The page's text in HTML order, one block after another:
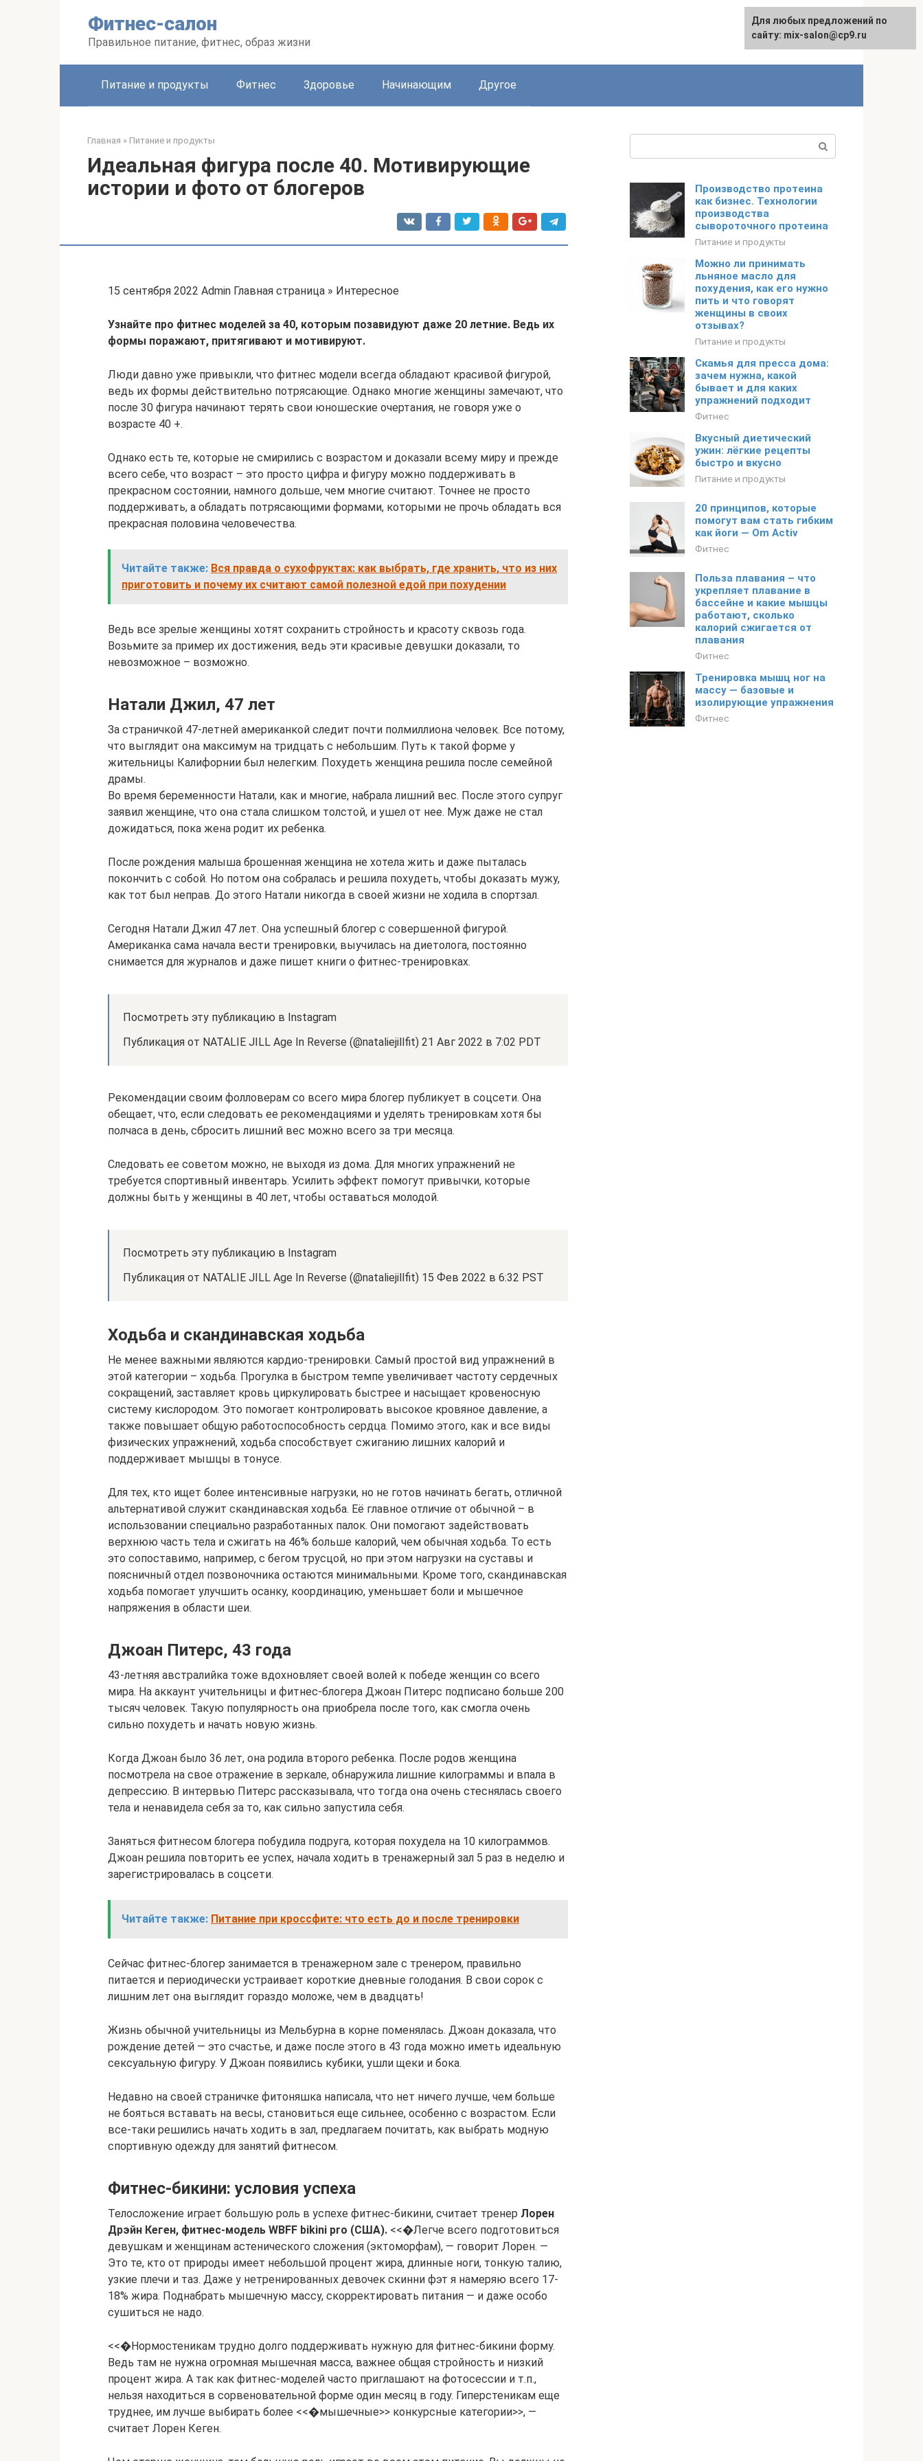
Фитнес-салон
Правильное питание, фитнес, образ жизни
Питание и продукты Фитнес Здоровье Начинающим Другое
Главная » Питание и продукты
Идеальная фигура после 40. Мотивирующие
истории и фото от блогеров
15 сентября 2022 Admin Главная страница » Интересное
Узнайте про фитнес моделей за 40, которым позавидуют даже 20 летние. Ведь их
формы поражают, притягивают и мотивируют.
Люди давно уже привыкли, что фитнес модели всегда обладают красивой фигурой,
ведь их формы действительно потрясающие. Однако многие женщины замечают, что
после 30 фигура начинают терять свои юношеские очертания, не говоря уже о
возрасте 40 +.
Однако есть те, которые не смирились с возрастом и доказали всему миру и прежде
всего себе, что возраст – это просто цифра и фигуру можно поддерживать в
прекрасном состоянии, намного дольше, чем многие считают. Точнее не просто
поддерживать, а обладать потрясающими формами, которыми не прочь обладать вся
прекрасная половина человечества.
Читайте также: Вся правда о сухофруктах: как выбрать, где хранить, что из них
приготовить и почему их считают самой полезной едой при похудении
Ведь все зрелые женщины хотят сохранить стройность и красоту сквозь года.
Возьмите за пример их достижения, ведь эти красивые девушки доказали, то
невозможное – возможно.
Натали Джил, 47 лет
За страничкой 47-летней американкой следит почти полмиллиона человек. Все потому,
что выглядит она максимум на тридцать с небольшим. Путь к такой форме у
жительницы Калифорнии был нелегким. Похудеть женщина решила после семейной
драмы.
Во время беременности Натали, как и многие, набрала лишний вес. После этого супруг
заявил женщине, что она стала слишком толстой, и ушел от нее. Муж даже не стал
дожидаться, пока жена родит их ребенка.
После рождения малыша брошенная женщина не хотела жить и даже пыталась
покончить с собой. Но потом она собралась и решила похудеть, чтобы доказать мужу,
как тот был неправ. До этого Натали никогда в своей жизни не ходила в спортзал.
Сегодня Натали Джил 47 лет. Она успешный блогер с совершенной фигурой.
Американка сама начала вести тренировки, выучилась на диетолога, постоянно
снимается для журналов и даже пишет книги о фитнес-тренировках.
Посмотреть эту публикацию в Instagram
Публикация от NATALIE JILL Age In Reverse (@nataliejillfit) 21 Авг 2022 в 7:02 PDT
Рекомендации своим фолловерам со всего мира блогер публикует в соцсети. Она
обещает, что, если следовать ее рекомендациями и уделять тренировкам хотя бы
полчаса в день, сбросить лишний вес можно всего за три месяца.
Следовать ее советом можно, не выходя из дома. Для многих упражнений не
требуется спортивный инвентарь. Усилить эффект помогут привычки, которые
должны быть у женщины в 40 лет, чтобы оставаться молодой.
Посмотреть эту публикацию в Instagram
Публикация от NATALIE JILL Age In Reverse (@nataliejillfit) 15 Фев 2022 в 6:32 PST
Ходьба и скандинавская ходьба
Не менее важными являются кардио-тренировки. Самый простой вид упражнений в
этой категории – ходьба. Прогулка в быстром темпе увеличивает частоту сердечных
сокращений, заставляет кровь циркулировать быстрее и насыщает кровеносную
систему кислородом. Это помогает контролировать высокое кровяное давление, а
также повышает общую работоспособность сердца. Помимо этого, как и все виды
физических упражнений, ходьба способствует сжиганию лишних калорий и
поддерживает мышцы в тонусе.
Для тех, кто ищет более интенсивные нагрузки, но не готов начинать бегать, отличной
альтернативой служит скандинавская ходьба. Её главное отличие от обычной – в
использовании специально разработанных палок. Они помогают задействовать
верхнюю часть тела и сжигать на 46% больше калорий, чем обычная ходьба. То есть
это сопоставимо, например, с бегом трусцой, но при этом нагрузки на суставы и
поясничный отдел позвоночника остаются минимальными. Кроме того, скандинавская
ходьба помогает улучшить осанку, координацию, уменьшает боли и мышечное
напряжения в области шеи.
Джоан Питерс, 43 года
43-летняя австралийка тоже вдохновляет своей волей к победе женщин со всего
мира. На аккаунт учительницы и фитнес-блогера Джоан Питерс подписано больше 200
тысяч человек. Такую популярность она приобрела после того, как смогла очень
сильно похудеть и начать новую жизнь.
Когда Джоан было 36 лет, она родила второго ребенка. После родов женщина
посмотрела на свое отражение в зеркале, обнаружила лишние килограммы и впала в
депрессию. В интервью Питерс рассказывала, что тогда она очень стеснялась своего
тела и ненавидела себя за то, как сильно запустила себя.
Заняться фитнесом блогера побудила подруга, которая похудела на 10 килограммов.
Джоан решила повторить ее успех, начала ходить в тренажерный зал 5 раз в неделю и
зарегистрировалась в соцсети.
Читайте также: Питание при кроссфите: что есть до и после тренировки
Сейчас фитнес-блогер занимается в тренажерном зале с тренером, правильно
питается и периодически устраивает короткие дневные голодания. В свои сорок с
лишним лет она выглядит гораздо моложе, чем в двадцать!
Жизнь обычной учительницы из Мельбурна в корне поменялась. Джоан доказала, что
рождение детей — это счастье, и даже после этого в 43 года можно иметь идеальную
сексуальную фигуру. У Джоан появились кубики, ушли щеки и бока.
Недавно на своей страничке фитоняшка написала, что нет ничего лучше, чем больше
не бояться вставать на весы, становиться еще сильнее, особенно с возрастом. Если
все-таки решились начать ходить в зал, предлагаем почитать, как выбрать модную
спортивную одежду для занятий фитнесом.
Фитнес-бикини: условия успеха
Телосложение играет большую роль в успехе фитнес-бикини, считает тренер Лорен
Дрэйн Кеген, фитнес-модель WBFF bikini pro (США). <<�Легче всего подготовиться
девушкам и женщинам астенического сложения (эктоморфам), — говорит Лорен. —
Это те, кто от природы имеет небольшой процент жира, длинные ноги, тонкую талию,
узкие плечи и таз. Даже у нетренированных девочек скинни фэт я намеряю всего 17-
18% жира. Поднабрать мышечную массу, скорректировать питания — и даже особо
сушиться не надо.
<<�Нормостеникам трудно долго поддерживать нужную для фитнес-бикини форму.
Ведь там не нужна огромная мышечная масса, важнее общая стройность и низкий
процент жира. А так как фитнес-моделей часто приглашают на фотосессии и т.п.,
нельзя находиться в сорвеновательной форме один месяц в году. Гиперстеникам еще
труднее, им лучше выбирать более <<�мышечные>> конкурсные категории>>, —
считает Лорен Кеген.
Производство протеина
как бизнес. Технологии
производства
сывороточного протеина
Питание и продукты
Можно ли принимать
льняное масло для
похудения, как его нужно
пить и что говорят
женщины в своих
отзывах?
Питание и продукты
Скамья для пресса дома:
зачем нужна, какой
бывает и для каких
упражнений подходит
Фитнес
Вкусный диетический
ужин: лёгкие рецепты
быстро и вкусно
Питание и продукты
20 принципов, которые
помогут вам стать гибким
как йоги — Om Activ
Фитнес
Польза плавания – что
укрепляет плавание в
бассейне и какие мышцы
работают, сколько
калорий сжигается от
плавания
Фитнес
Тренировка мышц ног на
массу — базовые и
изолирующие упражнения
Фитнес
Для любых предложений по
сайту: mix-salon@cp9.ru